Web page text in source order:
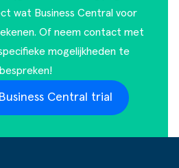
wat Business Central voor
Of neem contact met
mogelijkheden te
bespreken!
Central trial